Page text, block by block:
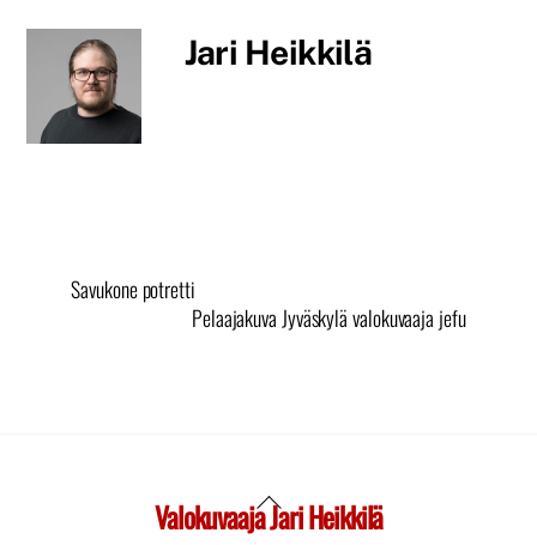
Jari Heikkilä
Savukone potretti
Pelaajakuva Jyväskylä valokuvaaja jefu
Back
Valokuvaaja Jari Heikkilä